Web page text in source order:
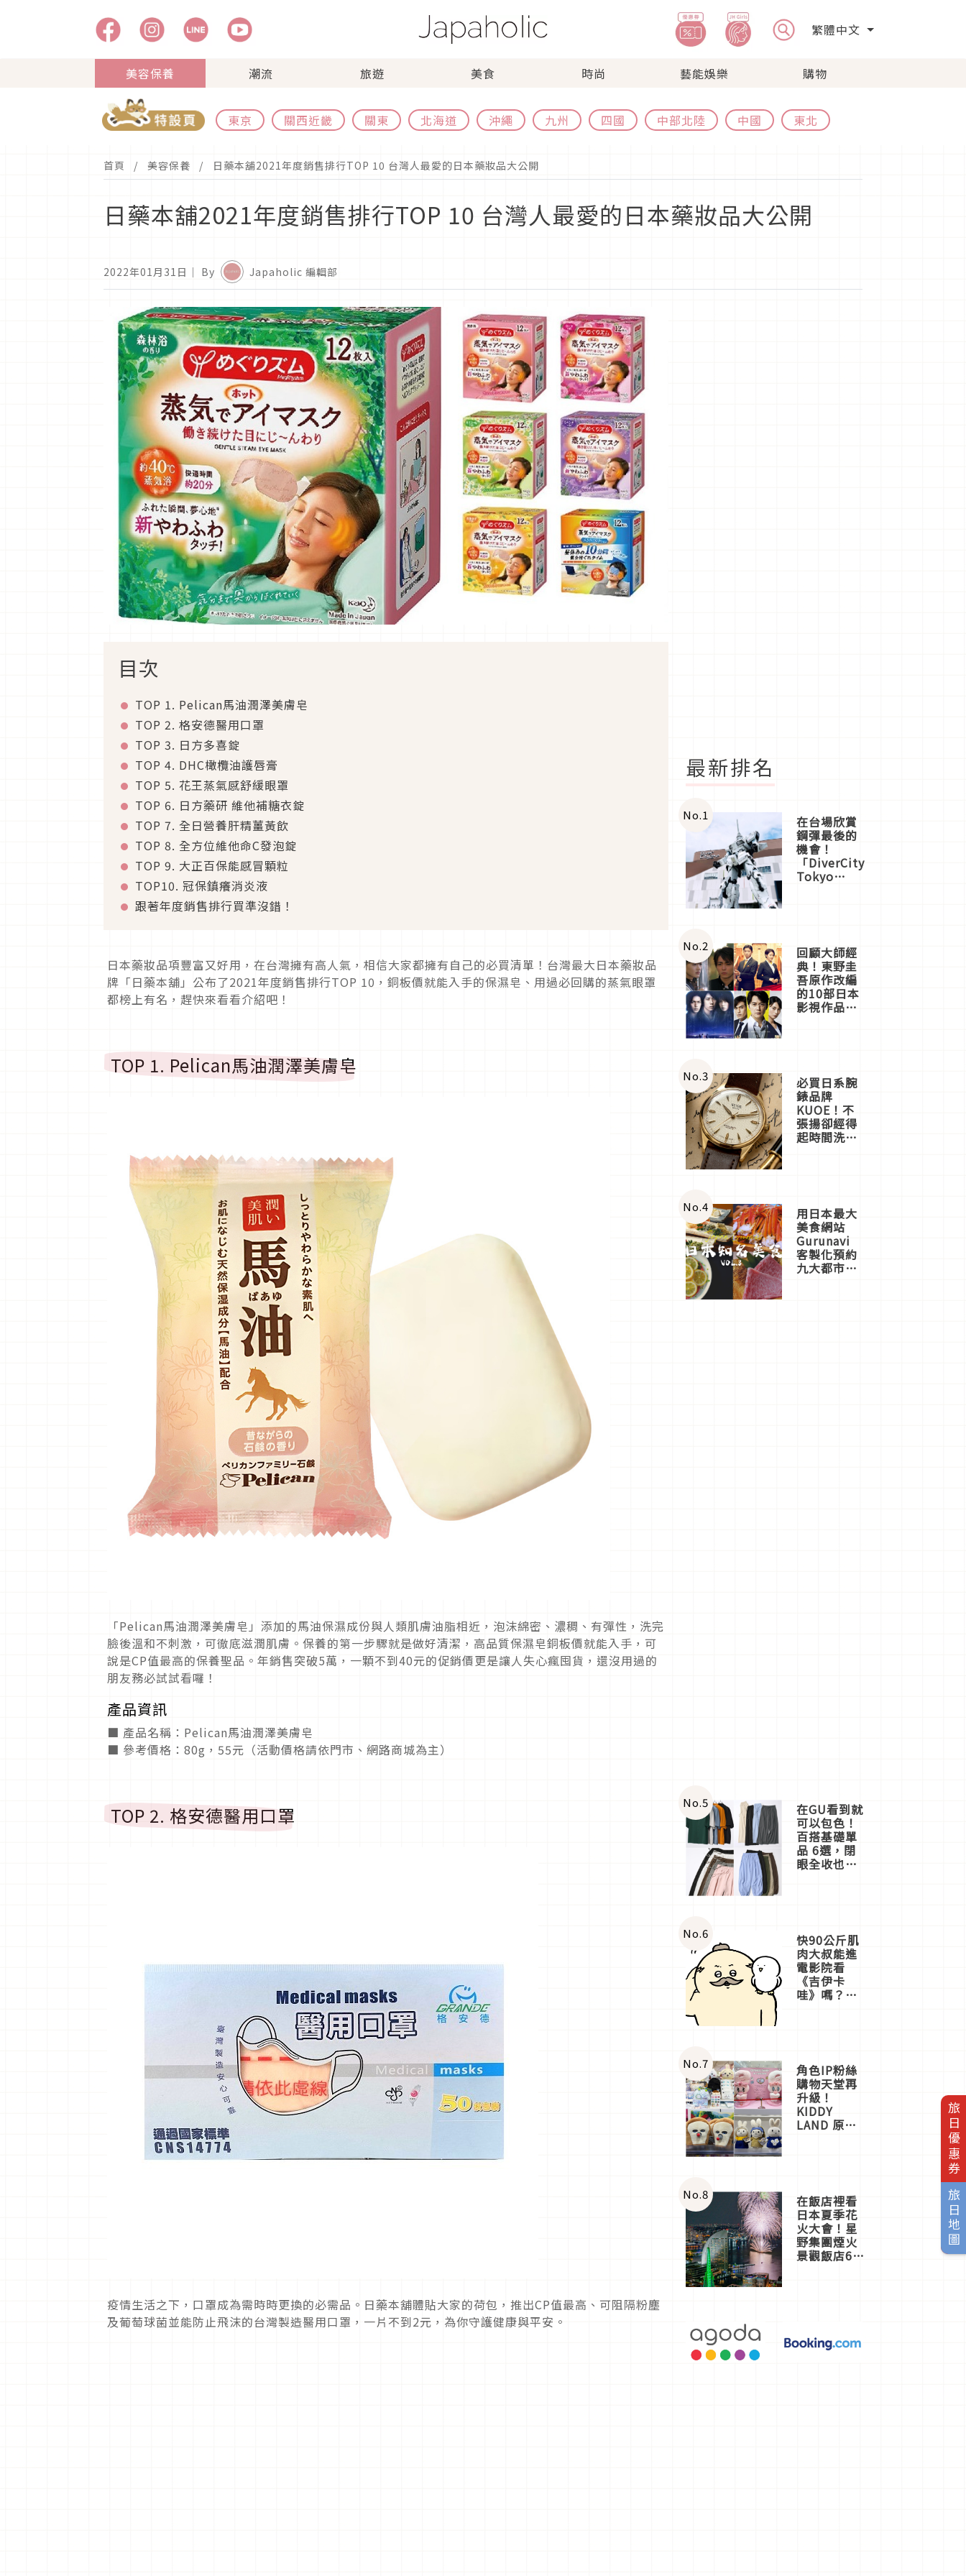
繁體中文
美容保養 潮流 旅遊 美食 時尚 藝能娛樂 購物
東京 關西近畿 關東 北海道 沖繩 九州 四國 中部北陸 中國 東北
旅日優惠券
旅日地圖
首頁 美容保養 日藥本舖2021年度銷售排行TOP 10 台灣人最愛的日本藥妝品大公開
日藥本舖2021年度銷售排行TOP 10 台灣人最愛的日本藥妝品大公開
2022年01月31日 ｜ By Japaholic 編輯部
目次
TOP 1. Pelican馬油潤澤美膚皂
TOP 2. 格安德醫用口罩
TOP 3. 日方多喜錠
TOP 4. DHC橄欖油護唇膏
TOP 5. 花王蒸氣感舒緩眼罩
TOP 6. 日方藥研 維他補糖衣錠
TOP 7. 全日營養肝精薑黃飲
TOP 8. 全方位維他命C發泡錠
TOP 9. 大正百保能感冒顆粒
TOP10. 冠保鎮癢消炎液
跟著年度銷售排行買準沒錯！
日本藥妝品項豐富又好用，在台灣擁有高人氣，相信大家都擁有自己的必買清單！台灣最大日本藥妝品
牌「日藥本舖」公布了2021年度銷售排行TOP 10，銅板價就能入手的保濕皂、用過必回購的蒸氣眼罩
都榜上有名，趕快來看看介紹吧！
TOP 1. Pelican馬油潤澤美膚皂
「Pelican馬油潤澤美膚皂」添加的馬油保濕成份與人類肌膚油脂相近，泡沫綿密、濃稠、有彈性，洗完
臉後溫和不刺激，可徹底滋潤肌膚。保養的第一步驟就是做好清潔，高品質保濕皂銅板價就能入手，可
說是CP值最高的保養聖品。年銷售突破5萬，一顆不到40元的促銷價更是讓人失心瘋囤貨，還沒用過的
朋友務必試試看囉！
產品資訊
■ 產品名稱：Pelican馬油潤澤美膚皂
■ 參考價格：80g，55元（活動價格請依門市、網路商城為主）
TOP 2. 格安德醫用口罩
疫情生活之下，口罩成為需時時更換的必需品。日藥本舖體貼大家的荷包，推出CP值最高、可阻隔粉塵
及葡萄球菌並能防止飛沫的台灣製造醫用口罩，一片不到2元，為你守護健康與平安。
最新排名
No.1 在台場欣賞
鋼彈最後的
機會！
「DiverCity
Tokyo
體驗
No.2 回顧大師經
典！東野圭
吾原作改編
的10部日本
影視作品推
No.3 必買日系腕
錶品牌
KUOE！不
張揚卻經得
起時間洗鍊
No.4 用日本最大
美食網站
Gurunavi
客製化預約
九大都市餐
No.5 在GU看到就
可以包色！
百搭基礎單
品 6選，閉
眼全收也不
No.6 快90公斤肌
肉大叔能進
電影院看
《吉伊卡
哇》嗎？日
一同給出了
答案
No.7 角色IP粉絲
購物天堂再
升級！
KIDDY
LAND 原宿
店3分即達
No.8 在飯店裡看
日本夏季花
火大會！星
野集團煙火
景觀飯店6